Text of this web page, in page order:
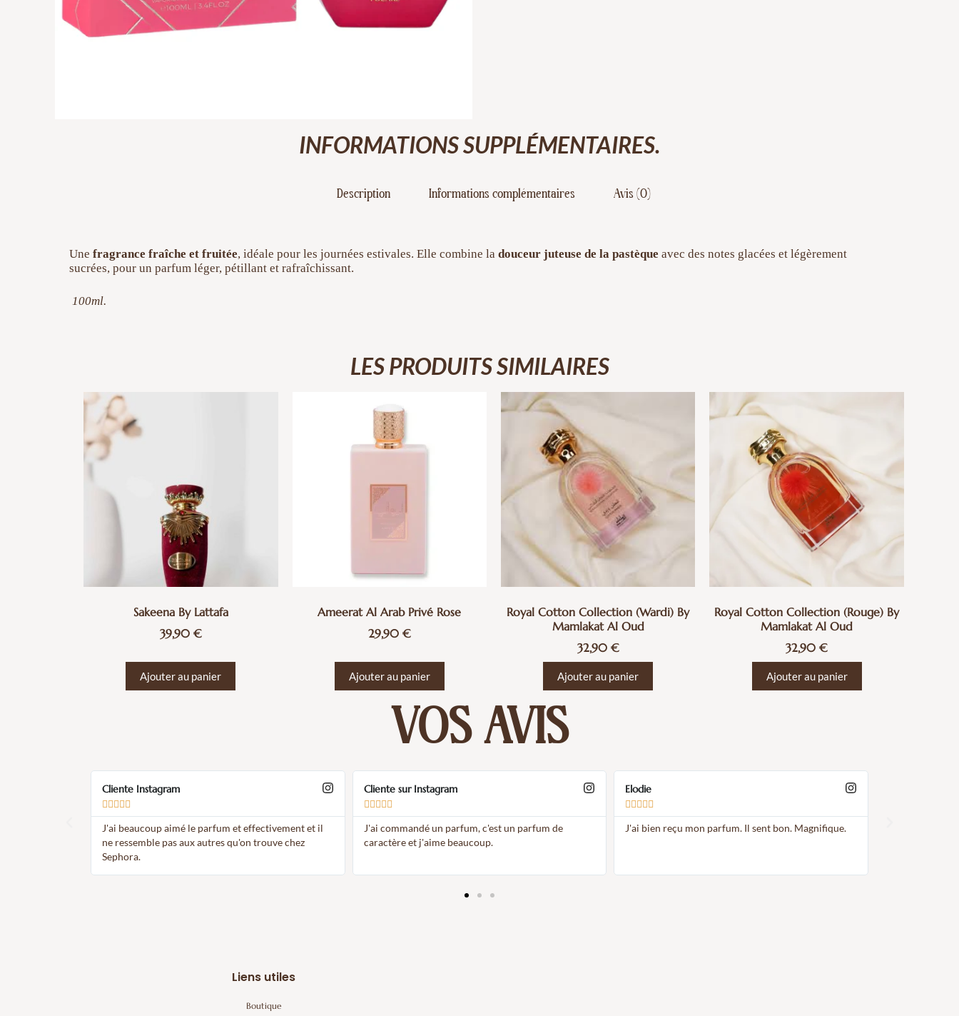
INFORMATIONS SUPPLÉMENTAIRES.
Description Informations complémentaires Avis (0)
Unefragrance fraîche et fruitée, idéale pour les journées estivales. Elle combine ladouceur juteuse de la pastèque avec des notes glacées et légèrement
sucrées, pour un parfum léger, pétillant et rafraîchissant.
100ml.
LES PRODUITS SIMILAIRES
Sakeena By Lattafa
39,90 €
Ajouter au panier
Ameerat Al Arab Privé Rose
29,90 €
Ajouter au panier
Royal Cotton Collection (Wardi) By
Mamlakat Al Oud
32,90 €
Ajouter au panier
Royal Cotton Collection (Rouge) By
Mamlakat Al Oud
32,90€
Ajouter au panier
VOS AVIS
Cliente Instagram

J'ai beaucoup aimé le parfum et effectivement et il
ne ressemble pas aux autres qu'on trouve chez
Sephora.
Cliente sur Instagram

J'ai commandé un parfum, c'est un parfum de
caractère et j'aime beaucoup.
Elodie

J'ai bien reçu mon parfum. Il sent bon. Magnifique.
Liens utiles
Boutique